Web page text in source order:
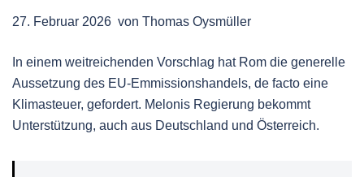
27. Februar 2026 von Thomas Oysmüller
In einem weitreichenden Vorschlag hat Rom die generelle
Aussetzung des EU-Emmissionshandels, de facto eine
Klimasteuer, gefordert. Melonis Regierung bekommt
Unterstützung, auch aus Deutschland und Österreich.